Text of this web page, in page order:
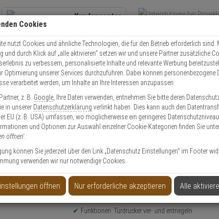
Kundencenter
Kontaktservice nutzen
Mo. - Do.: 8:00 - 16:30 Fr. 8:00 - 14:00 Uhr
Zutritt Einbruch
Assa Abloy Code Handle Langschild PZ Ausf. A DINL
PZ Ausf. A DINL
Produktinformationen
Drückergarnitur - Modell: Code Handle
Funktionen: Türdrücker ver- und entriegeln
Cookies
nutzt Cookies und ähnliche Technologien, die für den Betrieb erforderlich sind.
und durch Klick auf „alle aktivieren“ setzen wir und unsere Partner zusätzliche
zu verbessern, personalisierte Inhalte und relevante Werbung
Optimierung unserer Services durchzuführen. Dabei können personenbezogene
verarbeitet werden, um Inhalte an Ihre Interessen anzupassen.
z. B. Google , Ihre Daten verwenden, entnehmen Sie bitte deren
in unserer Datenschutzerklärung verlinkt haben. Dies kann auch den
EU (z. B. USA) umfassen, wo möglicherweise ein geringeres Datenschutzniveau
und Optionen zur Auswahl einzelner Cookie-Kategorien finden Sie
öffnen'.
können Sie jederzeit über den Link „Datenschutz Einstellungen“ im Footer
verwenden wir nur notwendige Cookies.
öffnen Nur erforderliche akzeptieren Alle